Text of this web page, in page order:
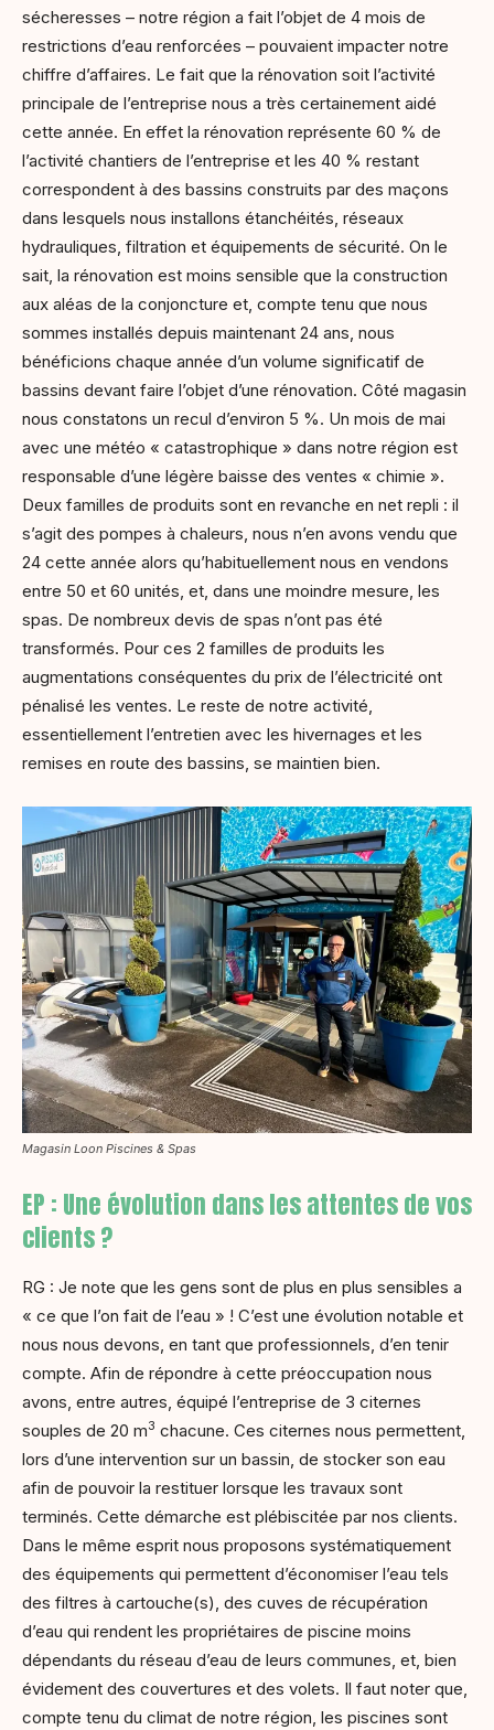
sécheresses – notre région a fait l’objet de 4 mois de
restrictions d’eau renforcées – pouvaient impacter notre
chiffre d’affaires. Le fait que la rénovation soit l’activité
principale de l’entreprise nous a très certainement aidé
cette année. En effet la rénovation représente 60 % de
l’activité chantiers de l’entreprise et les 40 % restant
correspondent à des bassins construits par des maçons
dans lesquels nous installons étanchéités, réseaux
hydrauliques, filtration et équipements de sécurité. On le
sait, la rénovation est moins sensible que la construction
aux aléas de la conjoncture et, compte tenu que nous
sommes installés depuis maintenant 24 ans, nous
bénéficions chaque année d’un volume significatif de
bassins devant faire l’objet d’une rénovation. Côté magasin
nous constatons un recul d’environ 5 %. Un mois de mai
avec une météo « catastrophique » dans notre région est
responsable d’une légère baisse des ventes « chimie ».
Deux familles de produits sont en revanche en net repli : il
s’agit des pompes à chaleurs, nous n’en avons vendu que
24 cette année alors qu’habituellement nous en vendons
entre 50 et 60 unités, et, dans une moindre mesure, les
spas. De nombreux devis de spas n’ont pas été
transformés. Pour ces 2 familles de produits les
augmentations conséquentes du prix de l’électricité ont
pénalisé les ventes. Le reste de notre activité,
essentiellement l’entretien avec les hivernages et les
remises en route des bassins, se maintien bien.
Magasin Loon Piscines & Spas
EP : Une évolution dans les attentes de vos
clients ?
RG : Je note que les gens sont de plus en plus sensibles a
« ce que l’on fait de l’eau » ! C’est une évolution notable et
nous nous devons, en tant que professionnels, d’en tenir
compte. Afin de répondre à cette préoccupation nous
avons, entre autres, équipé l’entreprise de 3 citernes
souples de 20 m3 chacune. Ces citernes nous permettent,
lors d’une intervention sur un bassin, de stocker son eau
afin de pouvoir la restituer lorsque les travaux sont
terminés. Cette démarche est plébiscitée par nos clients.
Dans le même esprit nous proposons systématiquement
des équipements qui permettent d’économiser l’eau tels
des filtres à cartouche(s), des cuves de récupération
d’eau qui rendent les propriétaires de piscine moins
dépendants du réseau d’eau de leurs communes, et, bien
évidement des couvertures et des volets. Il faut noter que,
compte tenu du climat de notre région, les piscines sont